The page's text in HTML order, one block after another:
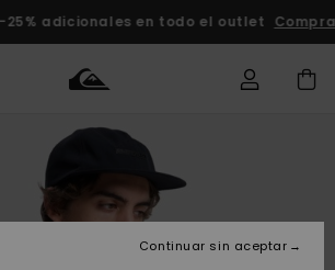
-25% adicionales en todo el outlet
Ropa
Ropa
Shop
Surf Shop
Hombre
Tienda
Snow
Hombre
Outlet
Hombre
Accede a tu
pedido
Envio
Continuar sin aceptar